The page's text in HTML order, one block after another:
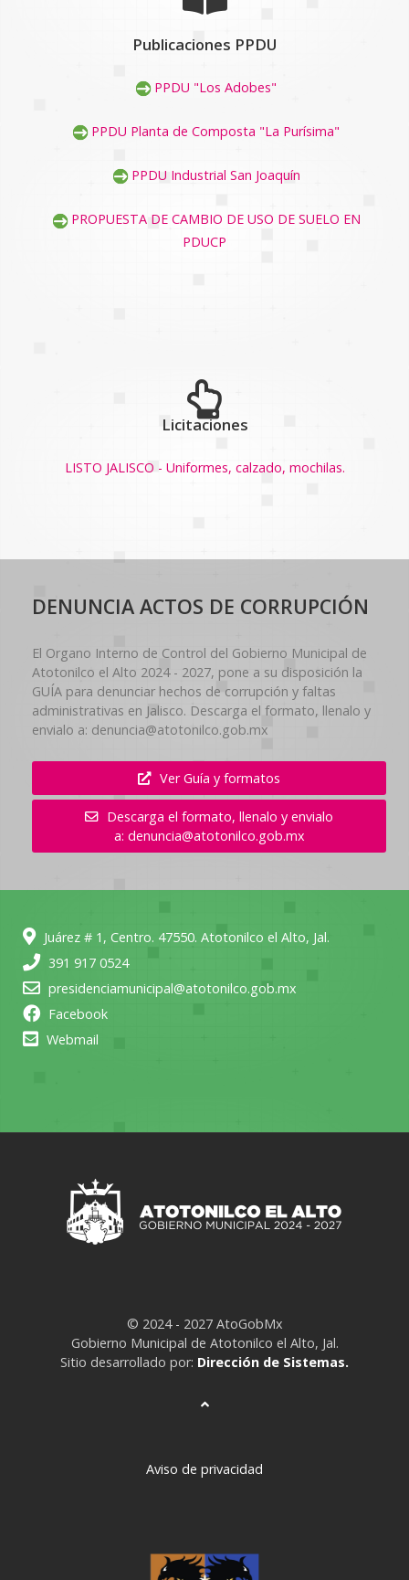
Publicaciones PPDU
PPDU "Los Adobes"
PPDU Planta de Composta "La Purísima"
PPDU Industrial San Joaquín
PROPUESTA DE CAMBIO DE USO DE SUELO EN
PDUCP
Licitaciones
LISTO JALISCO - Uniformes, calzado, mochilas.
DENUNCIA ACTOS DE CORRUPCIÓN
El Organo Interno de Control del Gobierno Municipal de
Atotonilco el Alto 2024 - 2027, pone a su disposición la
GUÍA para denunciar hechos de corrupción y faltas
administrativas en Jalisco. Descarga el formato, llenalo y
envialo a: denuncia@atotonilco.gob.mx
Ver Guía y formatos
Descarga el formato, llenalo y envialo
a: denuncia@atotonilco.gob.mx
Juárez # 1, Centro. 47550. Atotonilco el Alto, Jal.
391 917 0524
presidenciamunicipal@atotonilco.gob.mx
Facebook
Webmail
© 2024 - 2027 AtoGobMx
Gobierno Municipal de Atotonilco el Alto, Jal.
Sitio desarrollado por: Dirección de Sistemas.
Aviso de privacidad